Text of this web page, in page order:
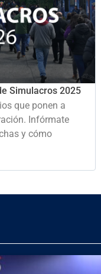
Simulacros 2025
que ponen a
Infórmate
y cómo